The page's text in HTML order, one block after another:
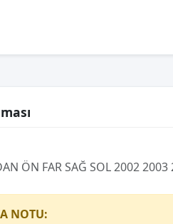
ÖN FAR SAĞ SOL 2002
NOTU: